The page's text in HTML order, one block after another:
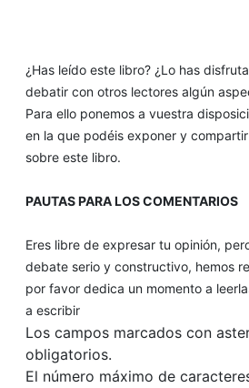
¿Has leído este libro? ¿Lo has
debatir con otros lectores algún
Para ello ponemos a vuestra
en la que podéis exponer y
sobre este libro.
PAUTAS PARA LOS COMENTARIOS
Eres libre de expresar tu opinión,
debate serio y constructivo, hemos
por favor dedica un momento a
a escribir
Los campos marcados con
obligatorios.
El número máximo de